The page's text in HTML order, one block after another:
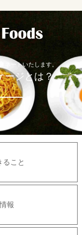
ネートいたします。
ージとは？
ること
報